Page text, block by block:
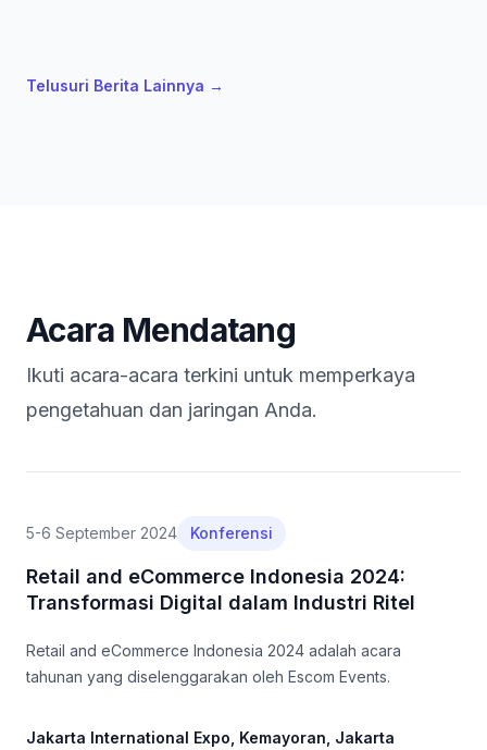
Telusuri Berita Lainnya →
Acara Mendatang
Ikuti acara-acara terkini untuk memperkaya
pengetahuan dan jaringan Anda.
5-6 September 2024 Konferensi
Retail and eCommerce Indonesia 2024:
Transformasi Digital dalam Industri Ritel
Retail and eCommerce Indonesia 2024 adalah acara
tahunan yang diselenggarakan oleh Escom Events.
Jakarta International Expo, Kemayoran, Jakarta